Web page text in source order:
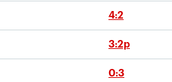
4:2
3:2p
0:3